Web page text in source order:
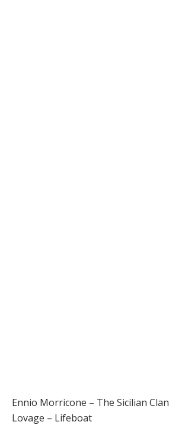
Ennio Morricone – The Sicilian Clan
Lovage – Lifeboat